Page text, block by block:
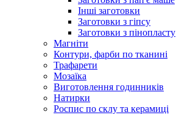
Інші заготовки
Заготовки з гіпсу
Заготовки з пінопласту
Магніти
Контури, фарби по тканині
Трафарети
Мозаїка
Виготовлення годинників
Натирки
Роспис по склу та керамиці